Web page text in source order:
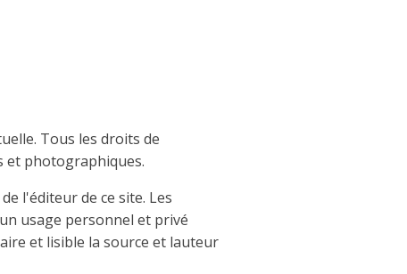
Tous les droits de
et photographiques.
l'éditeur de ce site. Les
usage personnel et privé
et lisible la source et lauteur